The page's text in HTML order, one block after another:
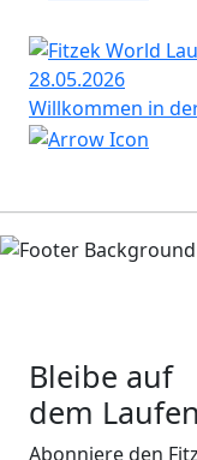
28.05.2026
Willkommen in
Bleibe auf
dem
Abonniere den